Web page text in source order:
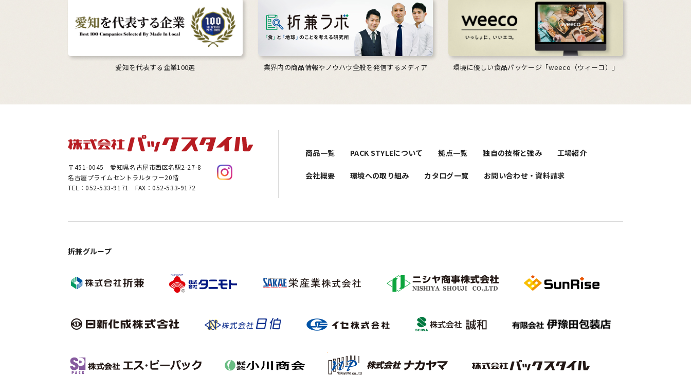
愛知を代表する企業100選 業界内の商品情報やノウハウ全般を発信するメディア 環境に優しい食品パッケージ「weeco（ウィーコ）」
〒451-0045 愛知県名古屋市西区名駅2-27-8
名古屋プライムセントラルタワー20階
TEL：052-533-9171 FAX：052-533-9172
商品一覧 PACK STYLEについて 拠点一覧 独自の技術と強み 工場紹介
会社概要 環境への取り組み カタログ一覧 お問い合わせ・資料請求
折兼グループ